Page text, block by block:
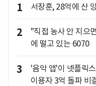
1 서장훈, 28억에 산
2
"직접 농사 안 지으
에 떨고 있는 6070
3
'음악 앱'이 넷플릭
이용자 3억 돌파 비